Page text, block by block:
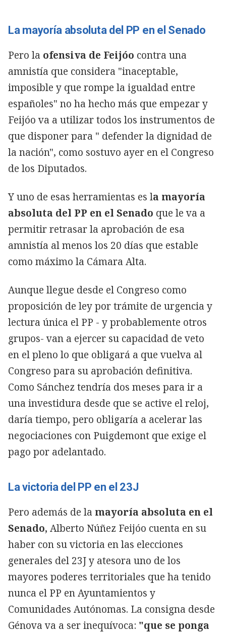
La mayoría absoluta del PP en el Senado
Pero la ofensiva de Feijóo contra una
amnistía que considera "inaceptable,
imposible y que rompe la igualdad entre
españoles" no ha hecho más que empezar y
Feijóo va a utilizar todos los instrumentos de
que disponer para " defender la dignidad de
la nación", como sostuvo ayer en el Congreso
de los Diputados.
Y uno de esas herramientas es la mayoría
absoluta del PP en el Senado que le va a
permitir retrasar la aprobación de esa
amnistía al menos los 20 días que estable
como máximo la Cámara Alta.
Aunque llegue desde el Congreso como
proposición de ley por trámite de urgencia y
lectura única el PP - y probablemente otros
grupos- van a ejercer su capacidad de veto
en el pleno lo que obligará a que vuelva al
Congreso para su aprobación definitiva.
Como Sánchez tendría dos meses para ir a
una investidura desde que se active el reloj,
daría tiempo, pero obligaría a acelerar las
negociaciones con Puigdemont que exige el
pago por adelantado.
La victoria del PP en el 23J
Pero además de la mayoría absoluta en el
Senado, Alberto Núñez Feijóo cuenta en su
haber con su victoria en las elecciones
generales del 23J y atesora uno de los
mayores poderes territoriales que ha tenido
nunca el PP en Ayuntamientos y
Comunidades Autónomas. La consigna desde
Génova va a ser inequívoca: "que se ponga